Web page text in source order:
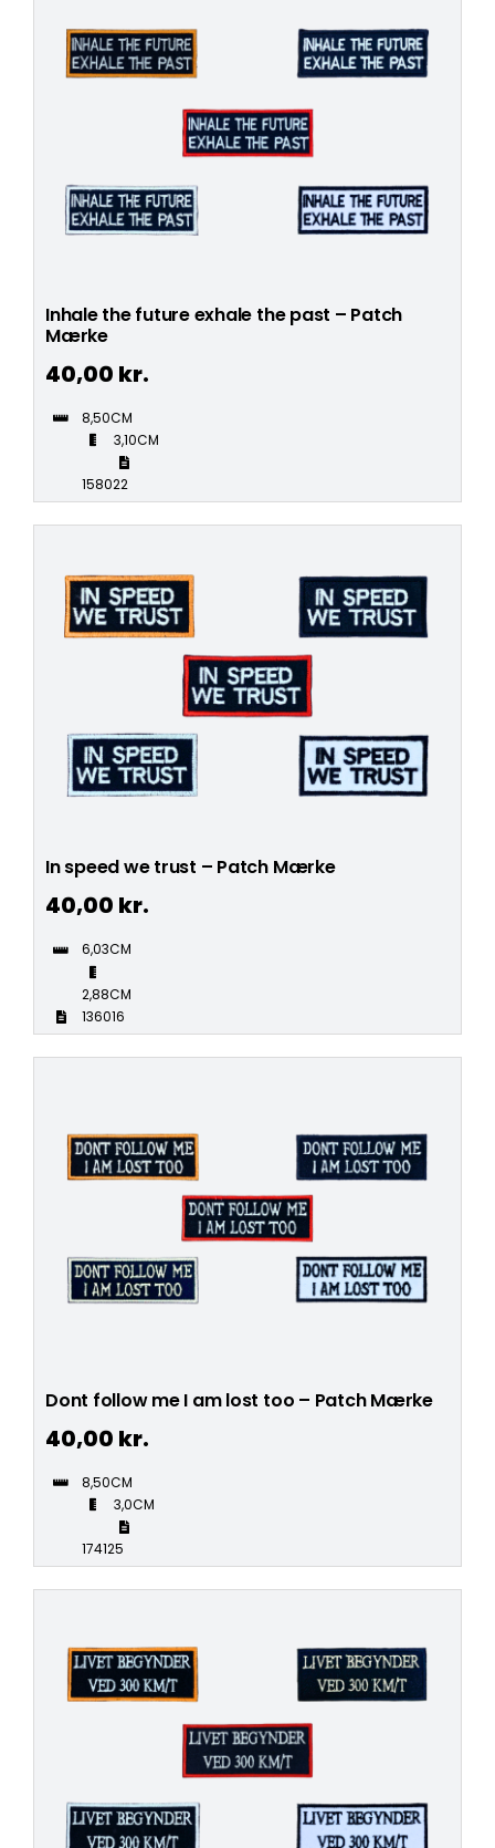
Inhale the future exhale the past – Patch
Mærke
40,00 kr.
8,50CM
3,10CM
158022
In speed we trust – Patch Mærke
40,00 kr.
6,03CM
2,88CM
136016
Dont follow me I am lost too – Patch Mærke
40,00 kr.
8,50CM
3,0CM
174125